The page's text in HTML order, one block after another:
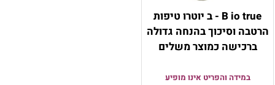
B io true - ב יוטרו טיפות
הרטבה וסיכוך בהנחה גדולה
ברכישה כמוצר משלים
במידה והפריט אינו מופיע